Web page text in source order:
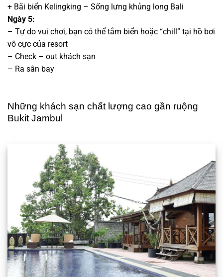
+ Bãi biển Kelingking – Sống lưng khủng long Bali
Ngày 5:
– Tự do vui chơi, bạn có thể tắm biển hoặc “chill” tại hồ bơi
vô cực của resort
– Check – out khách sạn
– Ra sân bay
Những khách sạn chất lượng cao gần ruộng
Bukit Jambul